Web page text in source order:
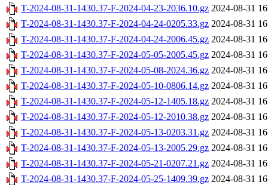
T-2024-08-31-1430.37-F-2024-04-23-2036.10.gz 2024-08-31
T-2024-08-31-1430.37-F-2024-04-24-0205.33.gz 2024-08-31
T-2024-08-31-1430.37-F-2024-04-24-2006.45.gz 2024-08-31
T-2024-08-31-1430.37-F-2024-05-05-2005.45.gz 2024-08-31
T-2024-08-31-1430.37-F-2024-05-08-2024.36.gz 2024-08-31
T-2024-08-31-1430.37-F-2024-05-10-0806.14.gz 2024-08-31
T-2024-08-31-1430.37-F-2024-05-12-1405.18.gz 2024-08-31
T-2024-08-31-1430.37-F-2024-05-12-2010.38.gz 2024-08-31
T-2024-08-31-1430.37-F-2024-05-13-0203.31.gz 2024-08-31
T-2024-08-31-1430.37-F-2024-05-13-2005.29.gz 2024-08-31
T-2024-08-31-1430.37-F-2024-05-21-0207.21.gz 2024-08-31
T-2024-08-31-1430.37-F-2024-05-25-1409.39.gz 2024-08-31